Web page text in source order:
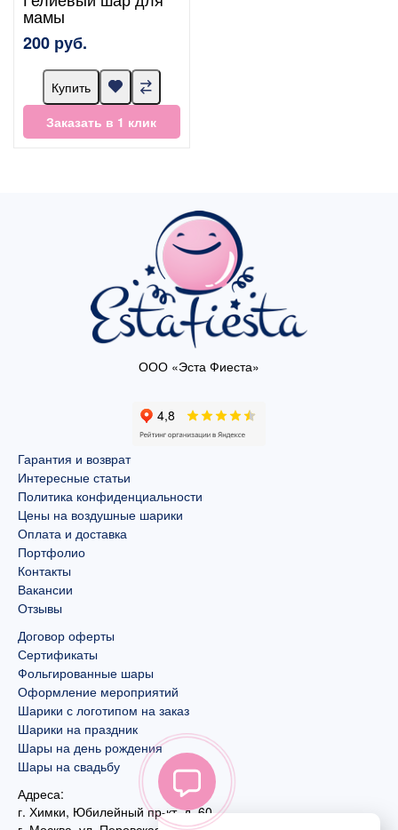
мамы
200 руб.
Купить
Заказать в 1 клик
ООО «Эста Фиеста»
Гарантия и возврат
Интересные статьи
Политика конфиденциальности
Цены на воздушные шарики
Оплата и доставка
Портфолио
Контакты
Вакансии
Отзывы
Договор оферты
Сертификаты
Фольгированные шары
Оформление мероприятий
Шарики с логотипом на заказ
Шарики на праздник
Шары на день рождения
Шары на свадьбу
Адреса:
г. Химки, Юбилейный пр-кт, д. 60